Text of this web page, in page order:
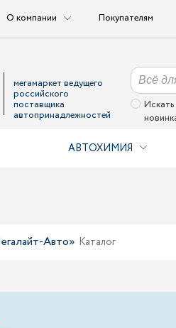
О компании Покупателям
мегамаркет ведущего
российского
поставщика
автопринадлежностей
Искать
АВТОХИМИЯ
Авто» Каталог